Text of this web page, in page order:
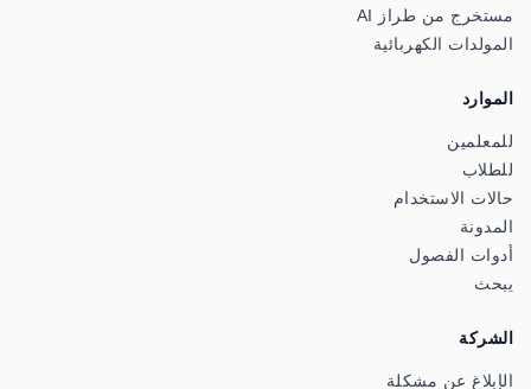
مستخرج من طراز AI
المولدات الكهربائية
الموارد
للمعلمين
للطلاب
حالات الاستخدام
المدونة
أدوات الفصول
يبحث
الشركة
الإبلاغ عن مشكلة